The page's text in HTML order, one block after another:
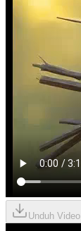
Unduh Video